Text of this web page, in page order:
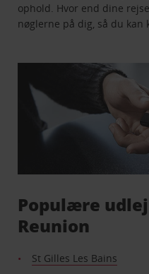
ophold. Hvor end dine
nøglerne på dig, så du kan
Populære
Reunion
St Gilles Les Bains